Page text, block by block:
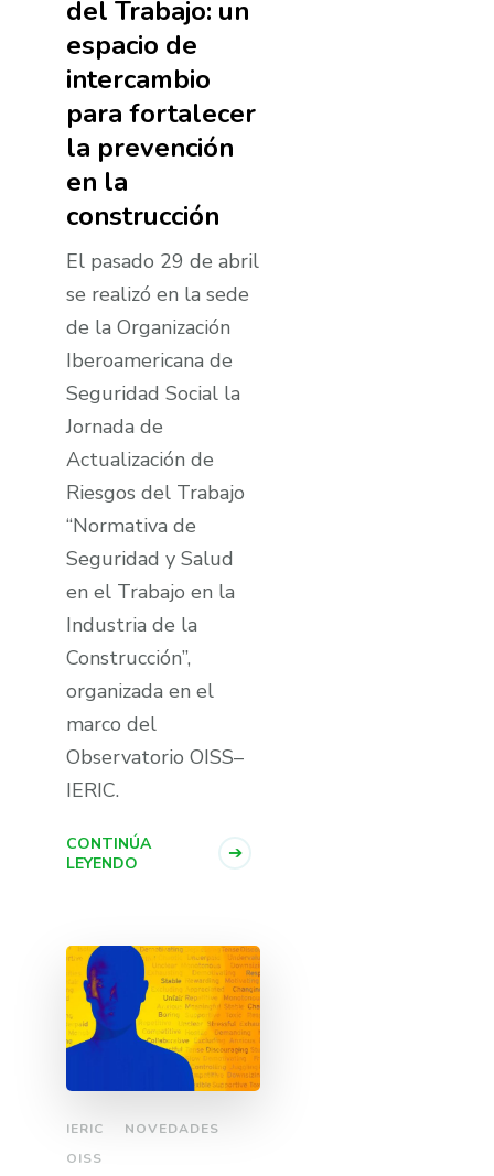
del Trabajo: un
espacio de
intercambio
para fortalecer
la prevención
en la
construcción
El pasado 29 de abril
se realizó en la sede
de la Organización
Iberoamericana de
Seguridad Social la
Jornada de
Actualización de
Riesgos del Trabajo
“Normativa de
Seguridad y Salud
en el Trabajo en la
Industria de la
Construcción”,
organizada en el
marco del
Observatorio OISS–
IERIC.
CONTINÚA
LEYENDO
IERIC
NOVEDADES
OISS